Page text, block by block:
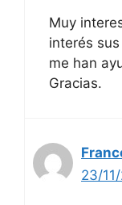
Muy
interés
me han
Gracias.
23/